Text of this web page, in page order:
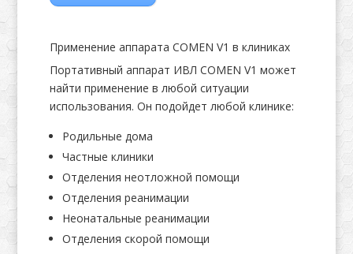
Применение аппарата COMEN V1 в клиниках
Портативный аппарат ИВЛ COMEN V1 может
найти применение в любой ситуации
использования. Он подойдет любой клинике:
Родильные дома
Частные клиники
Отделения неотложной помощи
Отделения реанимации
Неонатальные реанимации
Отделения скорой помощи